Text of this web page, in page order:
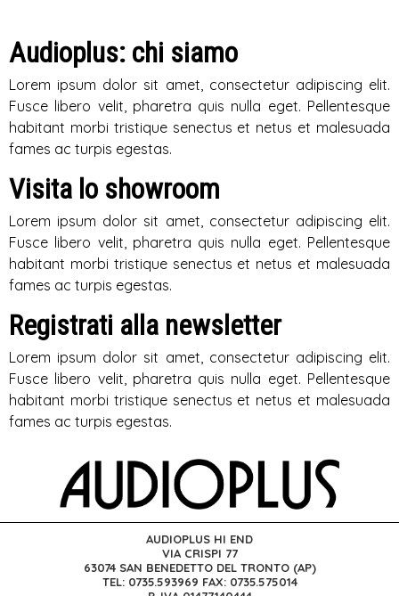
Audioplus: chi siamo
Lorem ipsum dolor sit amet, consectetur adipiscing elit.
Fusce libero velit, pharetra quis nulla eget. Pellentesque
habitant morbi tristique senectus et netus et malesuada
fames ac turpis egestas.
Visita lo showroom
Lorem ipsum dolor sit amet, consectetur adipiscing elit.
Fusce libero velit, pharetra quis nulla eget. Pellentesque
habitant morbi tristique senectus et netus et malesuada
fames ac turpis egestas.
Registrati alla newsletter
Lorem ipsum dolor sit amet, consectetur adipiscing elit.
Fusce libero velit, pharetra quis nulla eget. Pellentesque
habitant morbi tristique senectus et netus et malesuada
fames ac turpis egestas.
AUDIOPLUS HI END
VIA CRISPI 77
63074 SAN BENEDETTO DEL TRONTO (AP)
TEL: 0735.593969 FAX: 0735.575014